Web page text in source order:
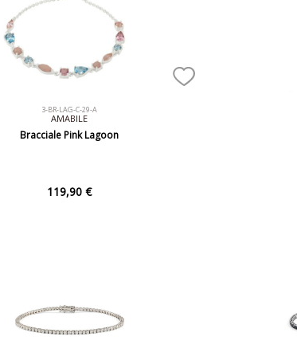
3-BR-LAG-C-29-A
AMABILE
Bracciale Pink Lagoon
119,90 €